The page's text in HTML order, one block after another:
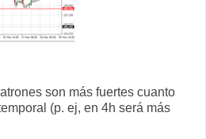
son más fuertes cuanto
(p. ej, en 4h será más